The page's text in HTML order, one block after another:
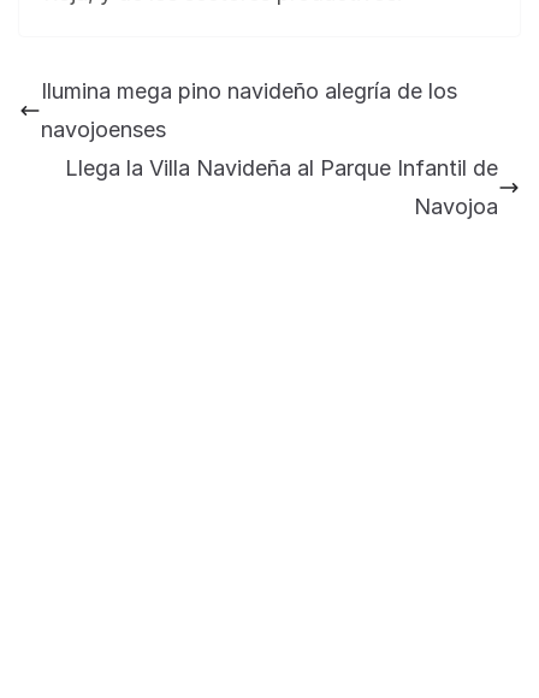
Ilumina mega pino navideño alegría de los
navojoenses
Llega la Villa Navideña al Parque Infantil de
Navojoa
presente en la conferencia del gobernador
de Sonora Dr. Alfonso Durazo se esperan
importantes anuncios en el tema de salud
para la Universidad y para el municipio